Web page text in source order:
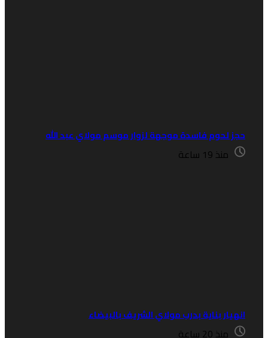
لحوم فاسدة موجهة لزوار موسم مولاي عبد الله
منذ 19 ساعة
بناية بدرب مولاي الشريف بالبيضاء
منذ 20 ساعة